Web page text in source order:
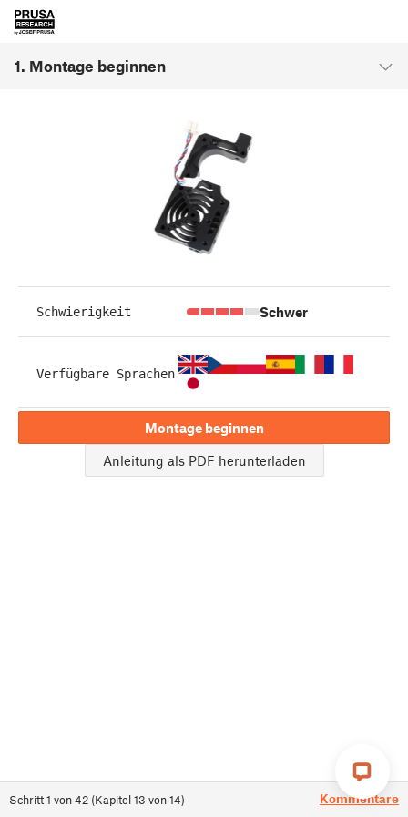
1. Montage beginnen
Schritt1 von42 (Kapitel13 von14) Kommentare
Schwierigkeit Schwer
Verfügbare Sprachen
Montage beginnen
Anleitung als PDF herunterladen